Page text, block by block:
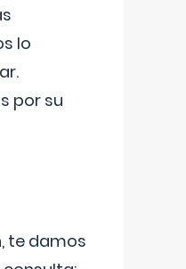
lo
por su
te damos